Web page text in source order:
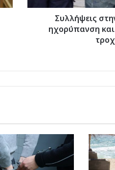
από
Συλλήψεις
ηχορύπανση